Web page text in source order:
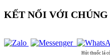
KẾT NỐI VỚI
Hút thuốc lá